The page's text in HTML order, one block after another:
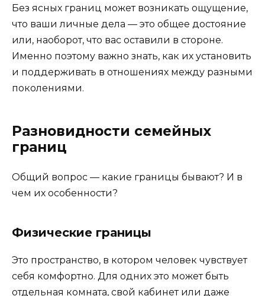
Без ясных границ может возникать ощущение,
что ваши личные дела — это общее достояние
или, наоборот, что вас оставили в стороне.
Именно поэтому важно знать, как их установить
и поддерживать в отношениях между разными
поколениями.
Разновидности семейных
границ
Общий вопрос — какие границы бывают? И в
чем их особенности?
Физические границы
Это пространство, в котором человек чувствует
себя комфортно. Для одних это может быть
отдельная комната, свой кабинет или даже